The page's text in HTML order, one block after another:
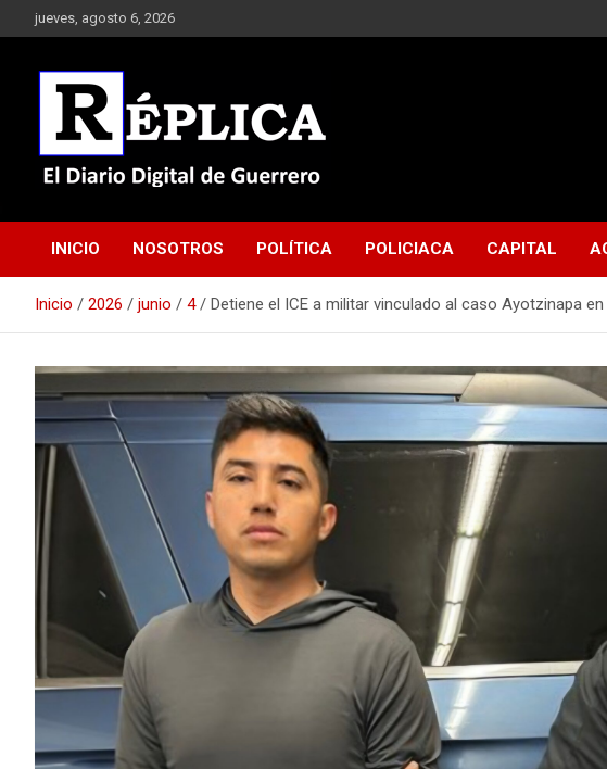
Saltar
al
jueves, agosto 6, 2026
Réplica
INICIO NOSOTROS POLÍTICA POLICIACA CAPITAL
Inicio 2026 junio 4 Detiene el ICE a militar vinculado al caso Ayotzinapa